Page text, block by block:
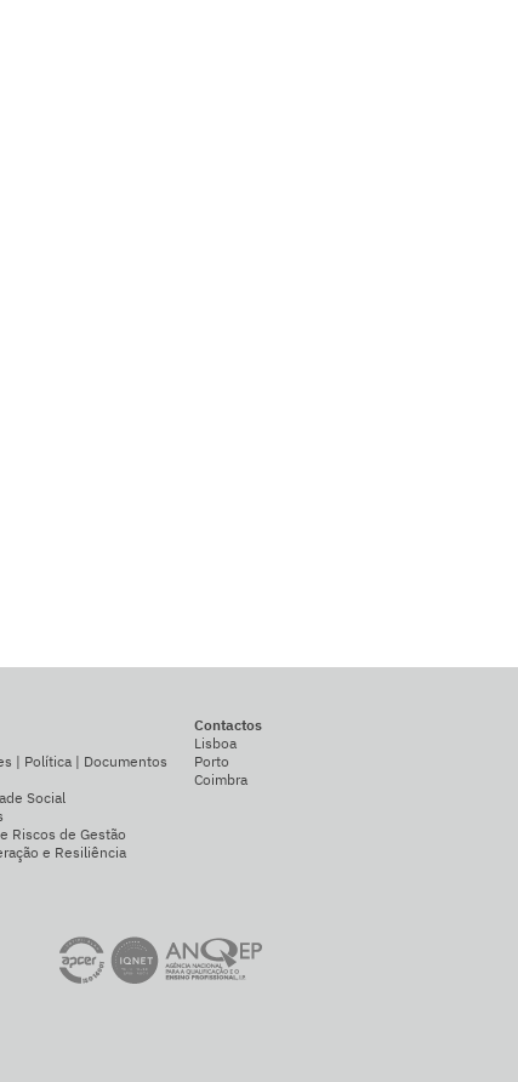
| Política | Documentos
Social
Riscos de Gestão
e Resiliência
Contactos
Lisboa
Porto
Coimbra